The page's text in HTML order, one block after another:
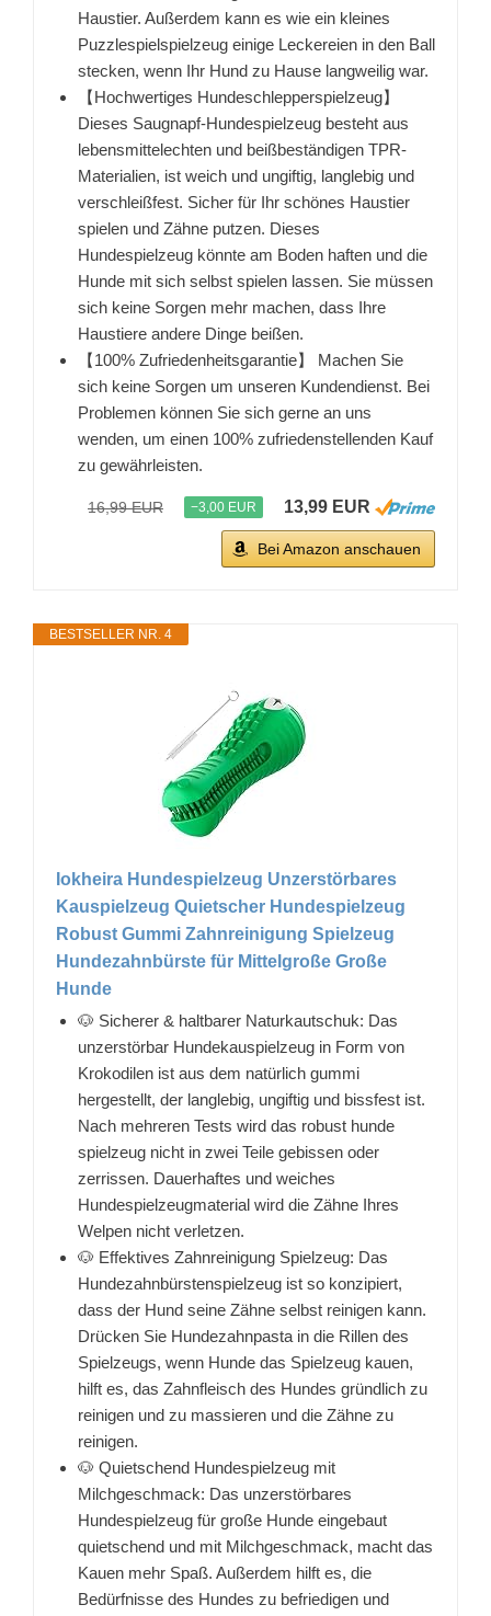
Haustier. Außerdem kann es wie ein kleines
Puzzlespielspielzeug einige Leckereien in den Ball
stecken, wenn Ihr Hund zu Hause langweilig war.
【Hochwertiges Hundeschlepperspielzeug】
Dieses Saugnapf-Hundespielzeug besteht aus
lebensmittelechten und beißbeständigen TPR-
Materialien, ist weich und ungiftig, langlebig und
verschleißfest. Sicher für Ihr schönes Haustier
spielen und Zähne putzen. Dieses
Hundespielzeug könnte am Boden haften und die
Hunde mit sich selbst spielen lassen. Sie müssen
sich keine Sorgen mehr machen, dass Ihre
Haustiere andere Dinge beißen.
【100% Zufriedenheitsgarantie】 Machen Sie
sich keine Sorgen um unseren Kundendienst. Bei
Problemen können Sie sich gerne an uns
wenden, um einen 100% zufriedenstellenden Kauf
zu gewährleisten.
16,99 EUR −3,00 EUR 13,99 EUR
Bei Amazon anschauen
BESTSELLER NR. 4
Iokheira Hundespielzeug Unzerstörbares
Kauspielzeug Quietscher Hundespielzeug
Robust Gummi Zahnreinigung Spielzeug
Hundezahnbürste für Mittelgroße Große
Hunde
🐶 Sicherer & haltbarer Naturkautschuk: Das
unzerstörbar Hundekauspielzeug in Form von
Krokodilen ist aus dem natürlich gummi
hergestellt, der langlebig, ungiftig und bissfest ist.
Nach mehreren Tests wird das robust hunde
spielzeug nicht in zwei Teile gebissen oder
zerrissen. Dauerhaftes und weiches
Hundespielzeugmaterial wird die Zähne Ihres
Welpen nicht verletzen.
🐶 Effektives Zahnreinigung Spielzeug: Das
Hundezahnbürstenspielzeug ist so konzipiert,
dass der Hund seine Zähne selbst reinigen kann.
Drücken Sie Hundezahnpasta in die Rillen des
Spielzeugs, wenn Hunde das Spielzeug kauen,
hilft es, das Zahnfleisch des Hundes gründlich zu
reinigen und zu massieren und die Zähne zu
reinigen.
🐶 Quietschend Hundespielzeug mit
Milchgeschmack: Das unzerstörbares
Hundespielzeug für große Hunde eingebaut
quietschend und mit Milchgeschmack, macht das
Kauen mehr Spaß. Außerdem hilft es, die
Bedürfnisse des Hundes zu befriedigen und